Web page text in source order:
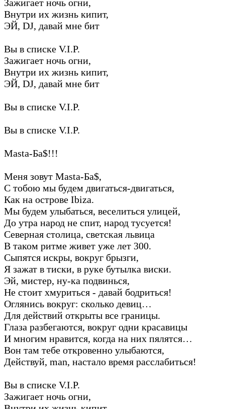
Зажигает ночь огни,
Внутри их жизнь кипит,
ЭЙ, DJ, давай мне бит
Вы в списке V.I.P.
Зажигает ночь огни,
Внутри их жизнь кипит,
ЭЙ, DJ, давай мне бит
Вы в списке V.I.P.
Вы в списке V.I.P.
Masta-Ба$!!!
Меня зовут Masta-Ба$,
С тобою мы будем двигаться-двигаться,
Как на острове Ibiza.
Мы будем улыбаться, веселиться улицей,
До утра народ не спит, народ тусуется!
Северная столица, светская львица
В таком ритме живет уже лет 300.
Сыпятся искры, вокруг брызги,
Я зажат в тиски, в руке бутылка виски.
Эй, мистер, ну-ка подвинься,
Не стоит хмуриться - давай бодриться!
Оглянись вокруг: сколько девиц…
Для действий открыты все границы.
Глаза разбегаются, вокруг одни красавицы
И многим нравится, когда на них пялятся…
Вон там тебе откровенно улыбаются,
Действуй, man, настало время расслабиться!
Вы в списке V.I.P.
Зажигает ночь огни,